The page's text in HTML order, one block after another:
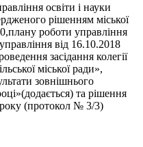
освіти і науки
рішенням міської
роботи управління
від 16.10.2018
засідання колегії
міської ради»,
зовнішнього
та рішення
року (протокол № 3/3)